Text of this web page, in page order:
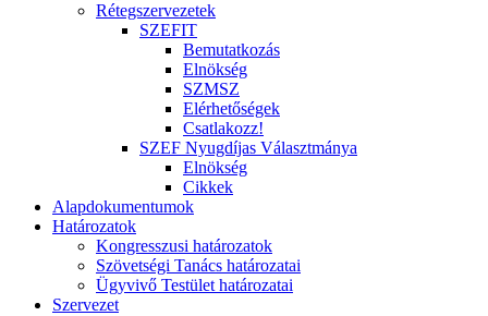
Rétegszervezetek
SZEFIT
Bemutatkozás
Elnökség
SZMSZ
Elérhetőségek
Csatlakozz!
SZEF Nyugdíjas Választmánya
Elnökség
Cikkek
Alapdokumentumok
Határozatok
Kongresszusi határozatok
Szövetségi Tanács határozatai
Ügyvivő Testület határozatai
Szervezet